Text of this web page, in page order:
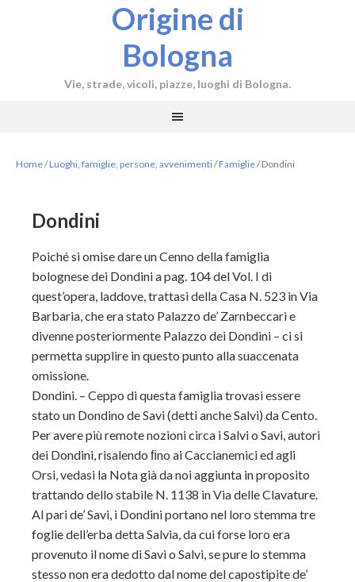
Origine di
Bologna
Vie, strade, vicoli, piazze, luoghi di Bologna.
Home/Luoghi, famiglie, persone, avvenimenti/Famiglie/Dondini
Dondini
Poiché si omise dare un Cenno della famiglia
bolognese dei Dondini a pag. 104 del Vol. I di
quest’opera, laddove, trattasi della Casa N. 523 in Via
Barbaria, che era stato Palazzo de’ Zarnbeccari e
divenne posteriormente Palazzo dei Dondini – ci si
permetta supplire in questo punto alla suaccenata
omissione.
Dondini. – Ceppo di questa famiglia trovasi essere
stato un Dondino de Savi (detti anche Salvi) da Cento.
Per avere più remote nozioni circa i Salvi o Savi, autori
dei Dondini, risalendo ﬁno ai Caccianemici ed agli
Orsi, vedasi la Nota già da noi aggiunta in proposito
trattando dello stabile N. 1138 in Via delle Clavature.
Al pari de’ Savi, i Dondini portano nel loro stemma tre
foglie dell’erba detta Salvia, da cui forse loro era
provenuto il nome di Savi o Salvi, se pure lo stemma
stesso non era dedotto dal nome del capostipite de’